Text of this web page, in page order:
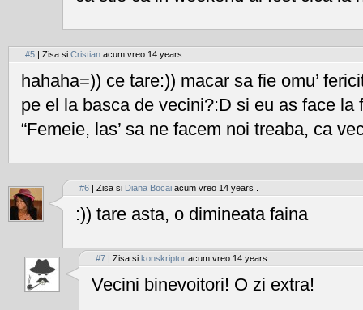
#5 | Zisa si Cristian acum vreo 14 years .
hahaha=)) ce tare:)) macar sa fie omu’
pe el la basca de vecini?:D si eu as face la
“Femeie, las’ sa ne facem noi treaba, ca
#6 | Zisa si Diana Bocai acum vreo 14 years .
:)) tare asta, o dimineata faina
#7 | Zisa si konskriptor acum vreo 14 years .
Vecini binevoitori! O zi extra!